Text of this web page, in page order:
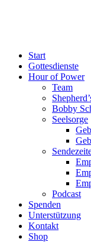
Start
Gottesdienste
Hour of Power
Team
Bobby
Seelsorge
Podcast
Spenden
Unterstützung
Kontakt
Shop